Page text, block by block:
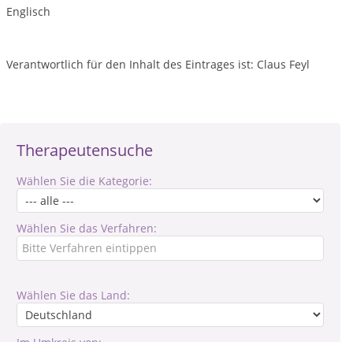
Therapeutensuche
Wählen Sie die Kategorie:
Wählen Sie das Verfahren:
Wählen Sie das Land:
Englisch
Verantwortlich für den Inhalt des Eintrages ist: Claus Feyl